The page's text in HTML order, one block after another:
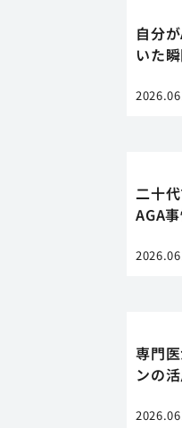
自分
いた
二十
AGA
専門
ンの